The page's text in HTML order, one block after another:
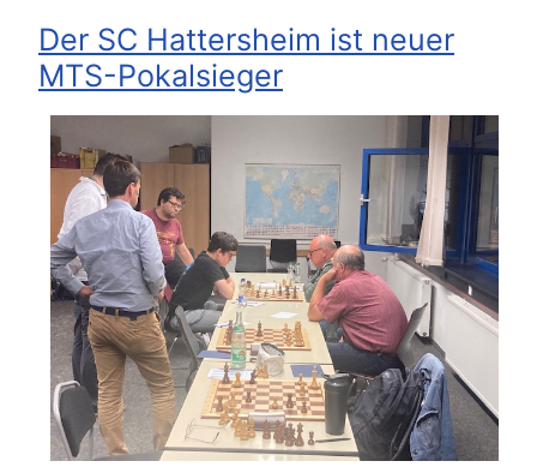
Der SC Hattersheim ist neuer
MTS-Pokalsieger